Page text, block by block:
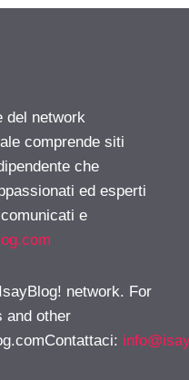
del network
comprende siti
che
ed esperti
e
network. For
and other
: